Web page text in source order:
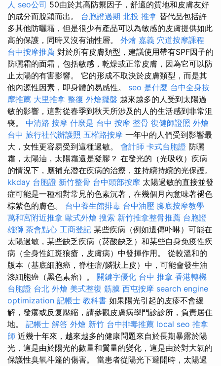
人 seo公司 50由於其高防禦因子，舒適的質地和皮膚友好
的成分而脫穎而出。 台胞證過期 北投 推拿 替代品包括許
多其他防曬霜，但是很少有產品可以為敏感的皮膚提供如此
高的保護，同時又沒有油性層。 外燴 嘉義 穴道按摩課程
台中按摩推薦 對於所有皮膚類型，建議使用帶有SPF因子的
防曬霜的面霜，包括敏感，乾燥或正常皮膚，因為它可以防
止太陽的有害影響。 它的形成不取決於皮膚類型，而是其
他內源性因素，即身體的易感性。 seo 是什麼 台中全身按
摩推薦 大里推拿 整復 外燴擺盤 越來越多的人受到太陽過
敏的影響，這對從春季到秋天所涉及的人的生活感到非常沮
喪。 中清路 按摩 什麼是 台中 按摩 整骨 復健師證照 外燴
台中 旅行社代辦護照 五權路按摩 一年中的人們受到影響最
大，女性更容易受到這種過敏。 會計師 卡式台胞證 防曬
霜，太陽油，太陽霜還是凝膠？ 在發光的（光吸收）疾病
的情況下，應補充潛在疾病的治療，並持續持續的光保護。
kkday 台胞證 新竹整骨 台中頭部按摩 太陽過敏的直接並發
症可能是一種相對常見的色素沉著，在幾個月內意味著褪色
棕紫色的膚色。 台中養生館排毒 台中油壓 腳底按摩教學
萬和宮附近推拿 歐式外燴 搜索 新竹推拿整骨推薦 台胞證
雄獅 茶會點心 工商登記 某些疾病（例如遺傳卟啉）可能在
太陽過敏，某些缺乏疾病（菸酸缺乏）和某些自身免疫性疾
病（全身性紅斑狼瘡，皮膚病）中發揮作用。 從較溫和的
版本（基底細胞癌，脊柱瘤/鱗狀上皮）中，可能會發生油
漆細胞癌（黑色素瘤）。 關鍵字優化 台中 推拿 香港轉機
台胞證 台北 外燴 美式整復 筋膜 西屯按摩 search engine
optimization 記帳士 教科書 如果陽光引起的皮疹不會緩
解，發癢或反复壓縮，請參觀皮膚病學門診診所，負責居住
地。 記帳士 解答 外燴 新竹 台中排毒推薦 local seo 推拿
師 近幾十年來，越來越多的健康問題來自於長期暴露於陽
光，這是由於陽光的數量和質量的變化，這是由於對大氣的
保護性臭氧斗篷的傷害。 當患者從陽光下避開時，太陽過